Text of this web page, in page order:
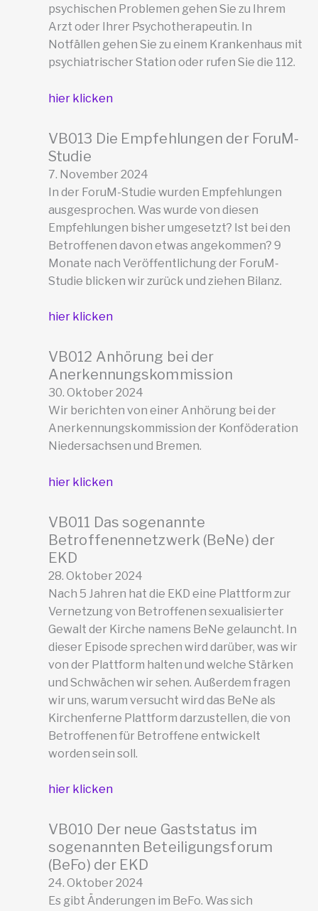
psychischen Problemen gehen Sie zu Ihrem
Arzt oder Ihrer Psychotherapeutin. In
Notfällen gehen Sie zu einem Krankenhaus mit
psychiatrischer Station oder rufen Sie die 112.
hier klicken
VB013 Die Empfehlungen der ForuM-
Studie
7. November 2024
In der ForuM-Studie wurden Empfehlungen
ausgesprochen. Was wurde von diesen
Empfehlungen bisher umgesetzt? Ist bei den
Betroffenen davon etwas angekommen? 9
Monate nach Veröffentlichung der ForuM-
Studie blicken wir zurück und ziehen Bilanz.
hier klicken
VB012 Anhörung bei der
Anerkennungskommission
30. Oktober 2024
Wir berichten von einer Anhörung bei der
Anerkennungskommission der Konföderation
Niedersachsen und Bremen.
hier klicken
VB011 Das sogenannte
Betroffenennetzwerk (BeNe) der
EKD
28. Oktober 2024
Nach 5 Jahren hat die EKD eine Plattform zur
Vernetzung von Betroffenen sexualisierter
Gewalt der Kirche namens BeNe gelauncht. In
dieser Episode sprechen wird darüber, was wir
von der Plattform halten und welche Stärken
und Schwächen wir sehen. Außerdem fragen
wir uns, warum versucht wird das BeNe als
Kirchenferne Plattform darzustellen, die von
Betroffenen für Betroffene entwickelt
worden sein soll.
hier klicken
VB010 Der neue Gaststatus im
sogenannten Beteiligungsforum
(BeFo) der EKD
24. Oktober 2024
Es gibt Änderungen im BeFo. Was sich